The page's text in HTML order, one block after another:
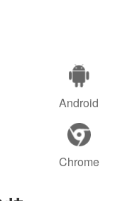
Android
Chrome